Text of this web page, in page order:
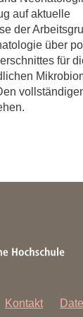
SB, Ulas
D.
Alarmins
Phagocytes
Cell Rep.
Viemann D,
D, Börgeling
S,
viruses
auf aktuelle
der
über
für
Kontakt